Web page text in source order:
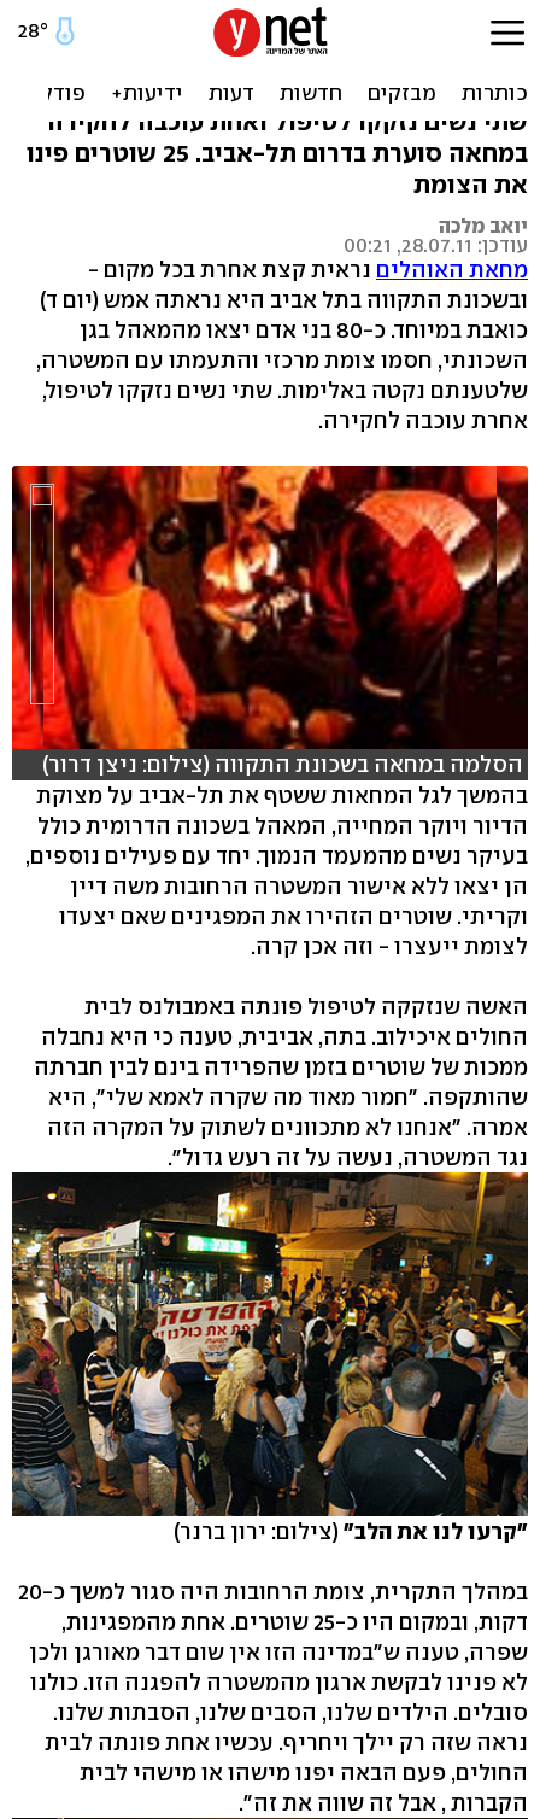
נשים חסמו צומת בשכונת
התקווה: "העם התפוצץ"
שתי נשים נזקקו לטיפול ואחת עוכבה לחקירה
במחאה סוערת בדרום תל-אביב. 25 שוטרים פינו
את הצומת
יואב מלכה
עודכן: 28.07.11, 00:21
מחאת האוהלים נראית קצת אחרת בכל מקום -
ובשכונת התקווה בתל אביב היא נראתה אמש (יום ד)
כואבת במיוחד. כ-80 בני אדם יצאו מהמאהל בגן
השכונתי, חסמו צומת מרכזי והתעמתו עם המשטרה,
שלטענתם נקטה באלימות. שתי נשים נזקקו לטיפול,
אחרת עוכבה לחקירה.
hlsjs-lite: Network error
הסלמה במחאה בשכונת התקווה (צילום: ניצן דרור)
בהמשך לגל המחאות ששטף את תל-אביב על מצוקת
הדיור ויוקר המחייה, המאהל בשכונה הדרומית כולל
בעיקר נשים מהמעמד הנמוך. יחד עם פעילים נוספים,
הן יצאו ללא אישור המשטרה הרחובות משה דיין
וקריתי. שוטרים הזהירו את המפגינים שאם יצעדו
לצומת ייעצרו - וזה אכן קרה.
האשה שנזקקה לטיפול פונתה באמבולנס לבית
החולים איכילוב. בתה, אביבית, טענה כי היא נחבלה
ממכות של שוטרים בזמן שהפרידה בינם לבין חברתה
שהותקפה. "חמור מאוד מה שקרה לאמא שלי", היא
אמרה. "אנחנו לא מתכוונים לשתוק על המקרה הזה
נגד המשטרה, נעשה על זה רעש גדול".
"קרעו לנו את הלב" (צילום: ירון ברנר)
במהלך התקרית, צומת הרחובות היה סגור למשך כ-20
דקות, ובמקום היו כ-25 שוטרים. אחת מהמפגינות,
שפרה, טענה ש"במדינה הזו אין שום דבר מאורגן ולכן
לא פנינו לבקשת ארגון מהמשטרה להפגנה הזו. כולנו
סובלים. הילדים שלנו, הסבים שלנו, הסבתות שלנו.
נראה שזה רק יילך ויחריף. עכשיו אחת פונתה לבית
החולים, פעם הבאה יפנו מישהו או מישהי לבית
הקברות , אבל זה שווה את זה".